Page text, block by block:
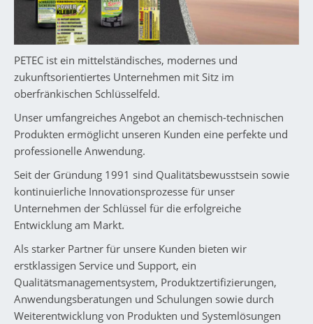
PETEC ist ein mittelständisches, modernes und
zukunftsorientiertes Unternehmen mit Sitz im
oberfränkischen Schlüsselfeld.
Unser umfangreiches Angebot an chemisch-technischen
Produkten ermöglicht unseren Kunden eine perfekte und
professionelle Anwendung.
Seit der Gründung 1991 sind Qualitätsbewusstsein sowie
kontinuierliche Innovationsprozesse für unser
Unternehmen der Schlüssel für die erfolgreiche
Entwicklung am Markt.
Als starker Partner für unsere Kunden bieten wir
erstklassigen Service und Support, ein
Qualitätsmanagementsystem, Produktzertifizierungen,
Anwendungsberatungen und Schulungen sowie durch
Weiterentwicklung von Produkten und Systemlösungen